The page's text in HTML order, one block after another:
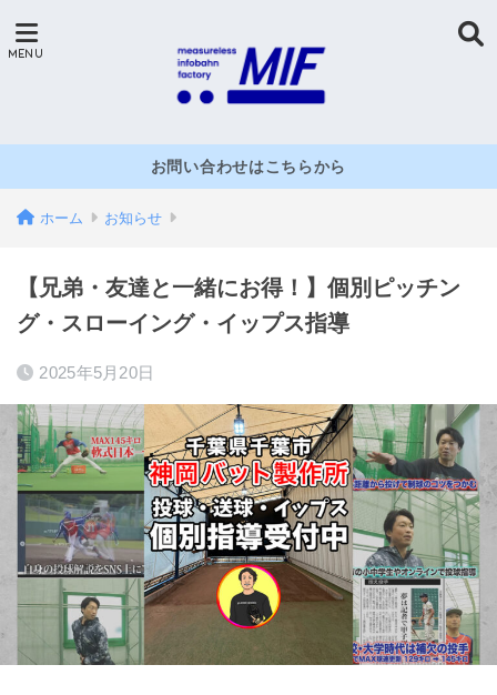
お問い合わせはこちらから
ホーム お知らせ
【兄弟・友達と一緒にお得！】個別ピッチン
グ・スローイング・イップス指導
2025年5月20日